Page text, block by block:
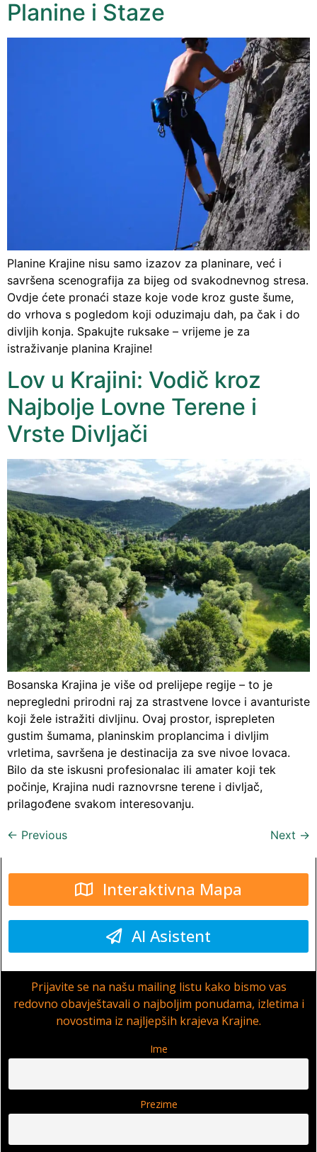
Planine i Staze
Planine Krajine nisu samo izazov za planinare, već i
savršena scenografija za bijeg od svakodnevnog stresa.
Ovdje ćete pronaći staze koje vode kroz guste šume,
do vrhova s ​​pogledom koji oduzimaju dah, pa čak i do
divljih konja. Spakujte ruksake – vrijeme je za
istraživanje planina Krajine!
Lov u Krajini: Vodič kroz
Najbolje Lovne Terene i
Vrste Divljači
Bosanska Krajina je više od prelijepe regije – to je
nepregledni prirodni raj za strastvene lovce i avanturiste
koji žele istražiti divljinu. Ovaj prostor, isprepleten
gustim šumama, planinskim proplancima i divljim
vrletima, savršena je destinacija za sve nivoe lovaca.
Bilo da ste iskusni profesionalac ili amater koji tek
počinje, Krajina nudi raznovrsne terene i divljač,
prilagođene svakom interesovanju.
← Previous Next →
Interaktivna Mapa
AI Asistent
Prijavite se na našu mailing listu kako bismo vas
redovno obavještavali o najboljim ponudama, izletima i
novostima iz najljepših krajeva Krajine.
Ime
Prezime